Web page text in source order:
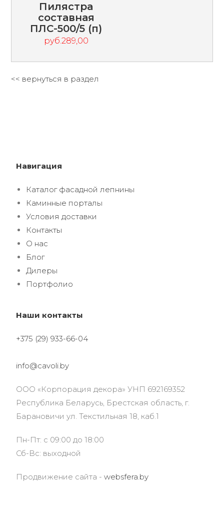
Пилястра
составная
ПЛС-500/5 (п)
руб.289,00
<< вернуться в раздел
Навигация
Каталог фасадной лепнины
Каминные порталы
Условия доставки
Контакты
О нас
Блог
Дилеры
Портфолио
Наши контакты
+375 (29) 933-66-04
info@cavoli.by
ООО «Корпорация декора» УНП 692169352
Республика Беларусь, Брестская область, г.
Барановичи ул. Текстильная 18, каб.1
Пн-Пт: с 09:00 до 18:00
Сб-Вс: выходной
Продвижение сайта -websfera.by